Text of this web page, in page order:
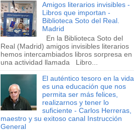
Amigos literarios invisibles -
Libros que importan -
Biblioteca Soto del Real.
Madrid
En la Biblioteca Soto del
Real (Madrid) amigos invisibles literarios
hemos intercambiados libros sorpresa en
una actividad llamada Libro...
El auténtico tesoro en la vida
es una educación que nos
permita ser más felices,
realizarnos y tener lo
suficiente - Carlos Herreras,
maestro y su exitoso canal Instrucción
General